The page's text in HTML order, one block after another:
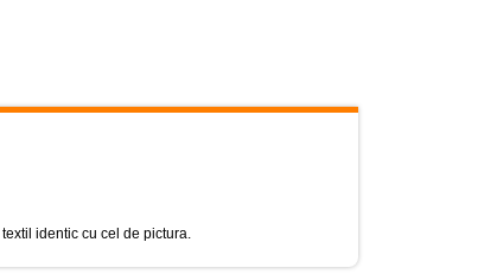
identic cu cel de pictura.